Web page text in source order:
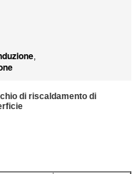
,
di riscaldamento di